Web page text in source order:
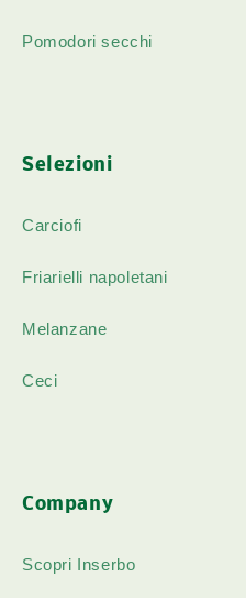
Pomodori secchi
Selezioni
Carciofi
Friarielli napoletani
Melanzane
Ceci
Company
Scopri Inserbo